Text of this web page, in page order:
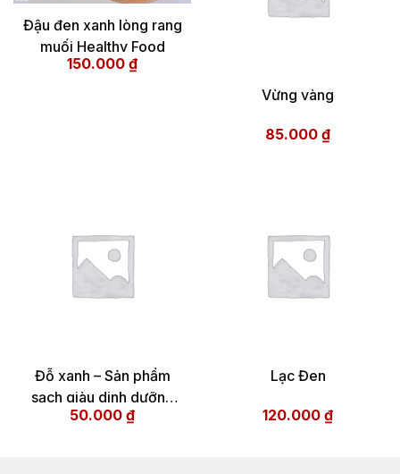
Đậu đen xanh lòng rang
muối Healthy Food
150.000 ₫
Vừng vàng
85.000 ₫
Đỗ xanh – Sản phẩm
sạch giàu dinh dưỡng
tốt cho sức khỏe
50.000 ₫
Lạc Đen
120.000 ₫